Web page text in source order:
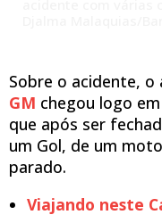
Sobre o acidente, o
GM chegou logo
que após ser
um Gol, de um
parado.
Viajando neste